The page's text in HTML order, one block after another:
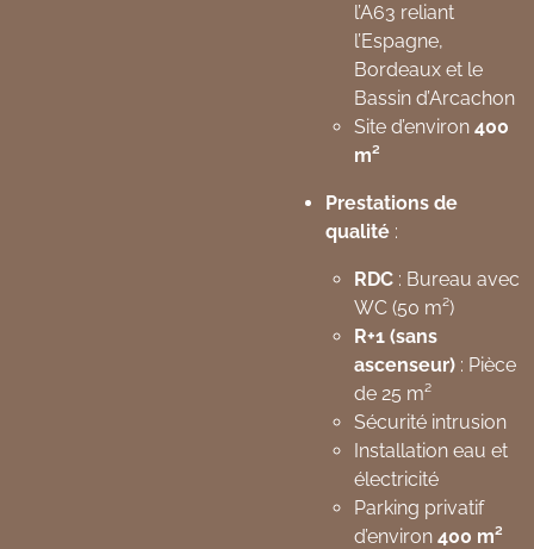
l’A63 reliant
l’Espagne,
Bordeaux et le
Bassin d’Arcachon
Site d’environ 400
m²
Prestations de
qualité :
RDC : Bureau avec
WC (50 m²)
R+1 (sans
ascenseur) : Pièce
de 25 m²
Sécurité intrusion
Installation eau et
électricité
Parking privatif
d’environ 400 m²